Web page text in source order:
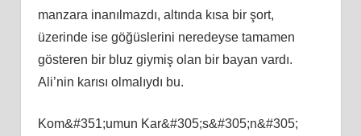
manzara inanılmazdı, altında kısa bir şort,
üzerinde ise göğüslerini neredeyse tamamen
gösteren bir bluz giymiş olan bir bayan vardı.
Ali’nin karısı olmalıydı bu.
Kom&#351;umun Kar&#305;s&#305;n&#305;